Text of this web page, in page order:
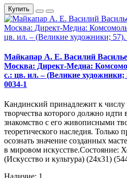
Купить
Майкапар А. Е. Василий
Москва: Директ-Медиа:
с.: цв. ил. – (Великие художники;
0034-1
Кандинский принадлежит к числу
творчества которого должно идти
знакомство с его живописными
теоретического наследия. Только
осознать значение созданных
в мировом искусстве.Состояние:
(Искусство и культура) (24х31)
Наличие: 1